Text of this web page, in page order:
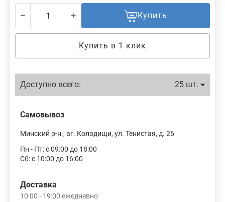
Купить
Купить в 1 клик
Доступно всего: 25 шт.
Самовывоз
Минский р-н., аг. Колодищи, ул. Тенистая, д. 26
Пн - Пт: с 09:00 до 18:00
Сб: с 10:00 до 16:00
Доставка
10:00 - 19:00 ежедневно